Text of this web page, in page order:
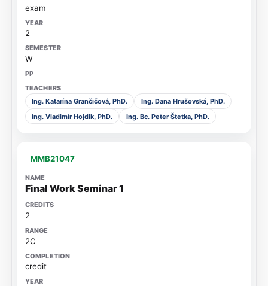
exam
2
W
Ing. Katarína Grančičová, PhD.
Ing. Dana Hrušovská, PhD.
Ing. Vladimír Hojdik, PhD.
Ing. Bc. Peter Štetka, PhD.
MMB21047
Final Work Seminar 1
2
2C
credit